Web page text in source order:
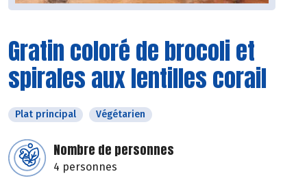
Gratin coloré de brocoli et
spirales aux lentilles corail
Plat principal Végétarien
Nombre de personnes
4 personnes